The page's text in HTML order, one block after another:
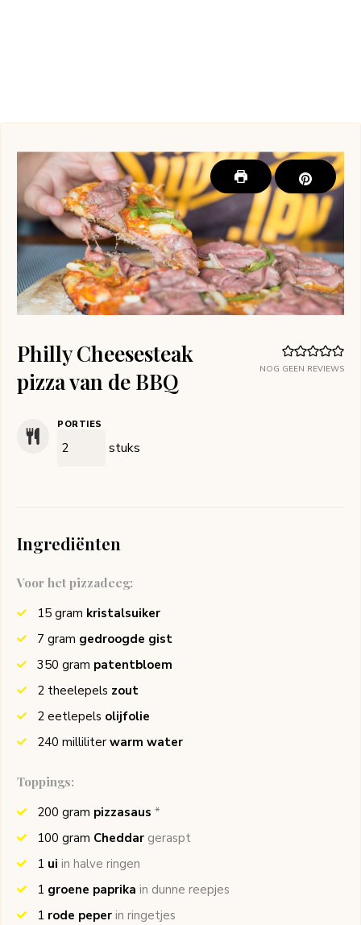
NOG GEEN REVIEWS
Philly Cheesesteak
pizza van de BBQ
PORTIES
stuks
Ingrediënten
Voor het pizzadeeg:
15 gram kristalsuiker
7 gram gedroogde gist
350 gram patentbloem
2 theelepels zout
2 eetlepels olijfolie
240 milliliter warm water
Toppings:
200 gram pizzasaus *
100 gram Cheddar geraspt
1 ui in halve ringen
1 groene paprika in dunne reepjes
1 rode peper in ringetjes